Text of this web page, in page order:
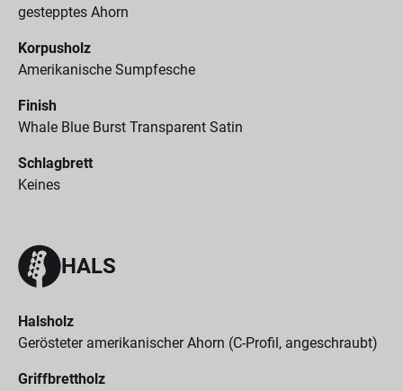
gestepptes Ahorn
Korpusholz
Amerikanische Sumpfesche
Finish
Whale Blue Burst Transparent Satin
Schlagbrett
Keines
HALS
Halsholz
Gerösteter amerikanischer Ahorn (C-Profil, angeschraubt)
Griffbrettholz